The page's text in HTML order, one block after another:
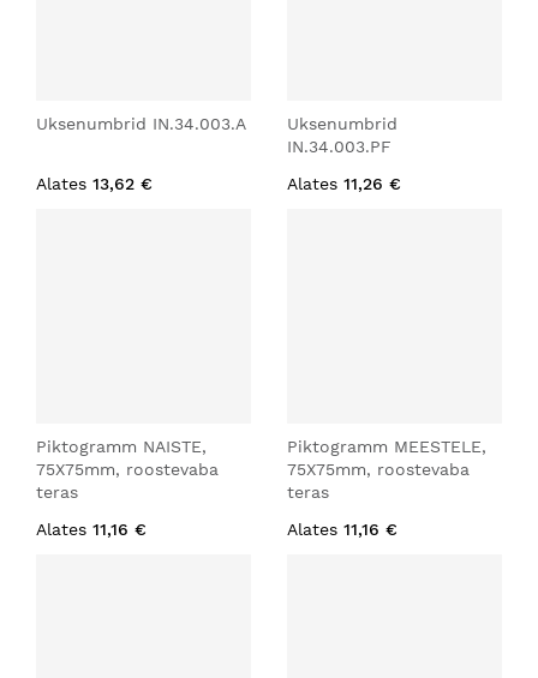
Uksenumbrid IN.34.003.A
Alates 13,62 €
Uksenumbrid
IN.34.003.PF
Alates 11,26 €
Piktogramm NAISTE,
75X75mm, roostevaba
teras
Alates 11,16 €
Piktogramm MEESTELE,
75X75mm, roostevaba
teras
Alates 11,16 €